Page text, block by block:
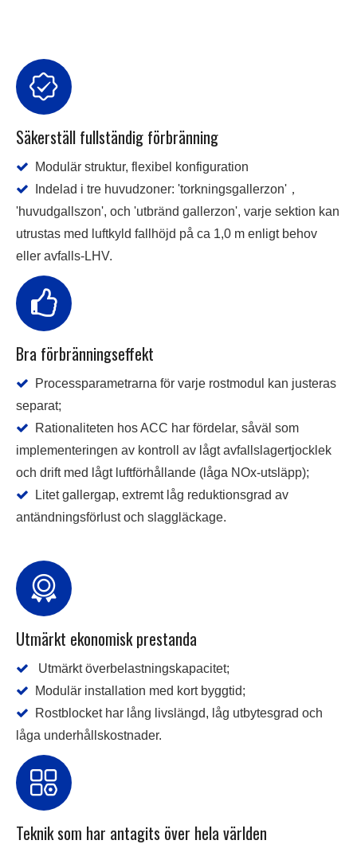
Säkerställ fullständig förbränning
 Modulär struktur, flexibel konfiguration
 Indelad i tre huvudzoner: 'torkningsgallerzon'，
'huvudgallszon', och 'utbränd gallerzon', varje sektion kan
utrustas med luftkyld fallhöjd på ca 1,0 m enligt behov
eller avfalls-LHV.
Bra förbränningseffekt
 Processparametrarna för varje rostmodul kan justeras
separat;
 Rationaliteten hos ACC har fördelar, såväl som
implementeringen av kontroll av lågt avfallslagertjocklek
och drift med lågt luftförhållande (låga NOx-utsläpp);
 Litet gallergap, extremt låg reduktionsgrad av
antändningsförlust och slaggläckage.
Utmärkt ekonomisk prestanda
 Utmärkt överbelastningskapacitet;
 Modulär installation med kort byggtid;
 Rostblocket har lång livslängd, låg utbytesgrad och
låga underhållskostnader.
Teknik som har antagits över hela världen